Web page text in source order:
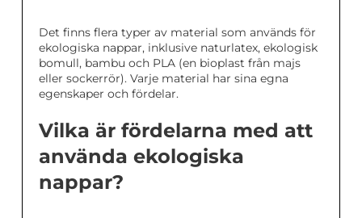
Det finns flera typer av material som används för
ekologiska nappar, inklusive naturlatex, ekologisk
bomull, bambu och PLA (en bioplast från majs
eller sockerrör). Varje material har sina egna
egenskaper och fördelar.
Vilka är fördelarna med att
använda ekologiska
nappar?